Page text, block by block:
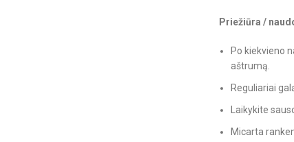
Priežiūra /
Po kiekvieno
aštrumą.
Reguliariai
Laikykite
Micarta